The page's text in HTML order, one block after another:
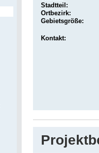
Stadtteil:
Ortbezirk:
Gebietsgröße:
Kontakt: